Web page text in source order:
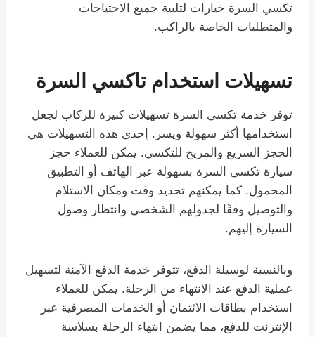
تكسي السرة خيارات لتلبية جميع الاحتياجات
والمتطلبات الخاصة بالراكب.
تسهيلات استخدام تاكسي السرة
توفر خدمة تكسي السرة تسهيلات كبيرة للركاب لجعل
استخدامها أكثر سهولة ويسر. إحدى هذه التسهيلات هي
الحجز السريع والمريح للتكسي. يمكن للعملاء حجز
سيارة تكسي السرة بسهولة عبر الهاتف أو التطبيق
المحمول. كما يمكنهم تحديد وقت ومكان الاستلام
والتوصيل وفقًا لجدولهم الشخصي وانتظار وصول
السيارة إليهم.
وبالنسبة لوسيلة الدفع، تتوفر خدمة الدفع الآمنة لتسهيل
عملية الدفع عند الانتهاء من الرحلة. يمكن للعملاء
استخدام بطاقات الائتمان أو الخدمات المصرفية عبر
الإنترنت للدفع، مما يضمن انتهاء الرحلة بسلاسة